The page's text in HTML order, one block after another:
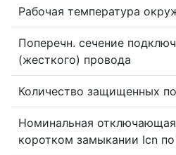
Рабочая температура
Поперечн. сечение
(жесткого) провода
Количество защищенных
Номинальная
коротком замыкании Icn по